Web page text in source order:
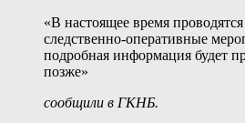
«В настоящее время
следственно-оперативные
подробная информация будет
позже»
сообщили в ГКНБ.